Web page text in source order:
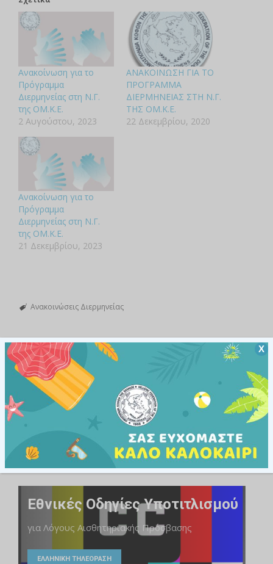
Ανακοίνωση για το
Πρόγραμμα
Διερμηνείας στη Ν.Γ.
της ΟΜ.Κ.Ε.
2 Αυγούστου, 2023
ΑΝΑΚΟΙΝΩΣΗ ΓΙΑ ΤΟ
ΠΡΟΓΡΑΜΜΑ
ΔΙΕΡΜΗΝΕΙΑΣ ΣΤΗ Ν.Γ.
ΤΗΣ ΟΜ.Κ.Ε.
22 Δεκεμβρίου, 2020
Ανακοίνωση για το
Πρόγραμμα
Διερμηνείας στη Ν.Γ.
της ΟΜ.Κ.Ε.
21 Δεκεμβρίου, 2023
Ανακοινώσεις Διερμηνείας
Άτομα με αναπηρίες και χρόνιες παθήσεις
Εθνικές Οδηγίες Υποτιτλισμού
για Λόγους Αισθητηριακής Πρόσβασης
ΕΛΛΗΝΙΚΗ ΤΗΛΕΟΡΑΣΗ
Χ